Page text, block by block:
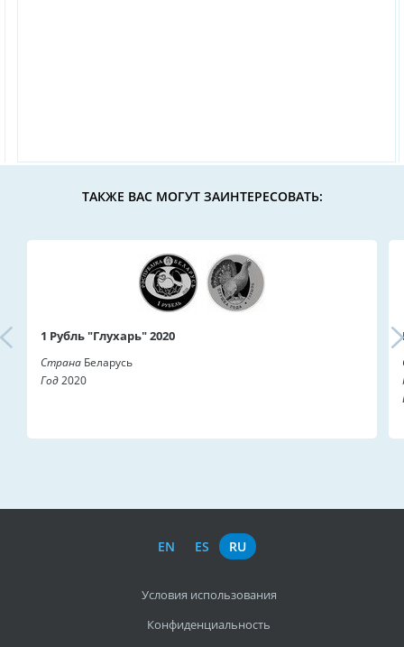
ТАКЖЕ ВАС МОГУТ ЗАИНТЕРЕСОВАТЬ:
1 Рубль "Глухарь" 2020
Страна Беларусь
Год2020
EN ES RU
Условия использования
Конфиденциальность